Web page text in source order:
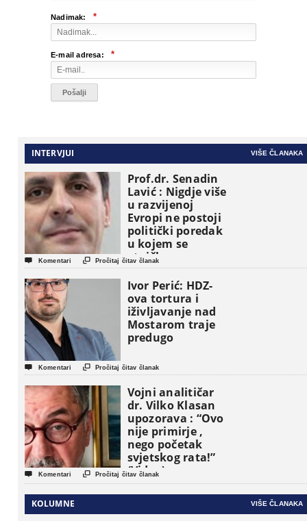
Nadimak: *
E-mail adresa: *
INTERVJUI VIŠE ČLANAKA
Prof.dr. Senadin
Lavić : Nigdje više
u razvijenoj
Evropi ne postoji
politički poredak
u kojem se
etničke grupe
pojavljuju kao
osnovne
političke jedinice
 Komentari  Pročitaj čitav članak
Ivor Perić: HDZ-
ova tortura i
iživljavanje nad
Mostarom traje
predugo
 Komentari  Pročitaj čitav članak
Vojni analitičar
dr. Vilko Klasan
upozorava : “Ovo
nije primirje ,
nego početak
svjetskog rata!”
(Video)
 Komentari  Pročitaj čitav članak
KOLUMNE VIŠE ČLANAKA